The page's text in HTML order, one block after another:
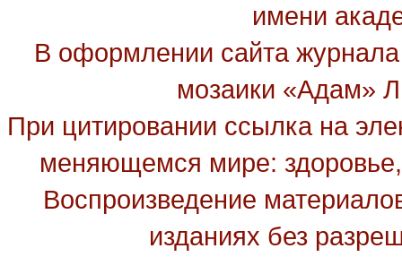
имени
В оформлении сайта
мозаики «Адам»
При цитировании ссылка на
меняющемся мире: здоровье,
Воспроизведение
изданиях без